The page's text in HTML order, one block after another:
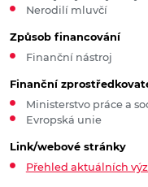
Nerodilí mluvčí
Způsob financování
Finanční nástroj
Finanční
Ministerstvo práce a
Evropská unie
Link/webové stránky
Přehled aktuálních